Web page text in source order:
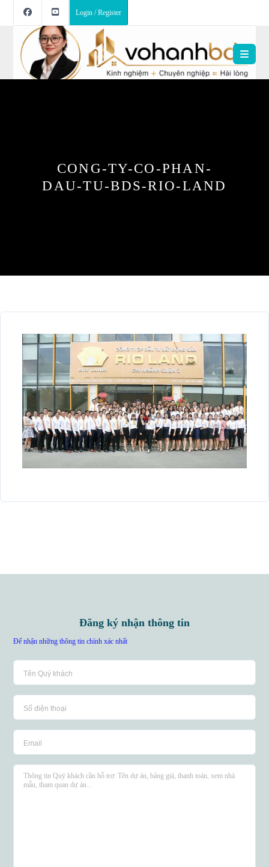
Login / Register
CONG-TY-CO-PHAN-
DAU-TU-BDS-RIO-LAND
Đăng ký nhận thông tin
Để nhận những thông tin chính xác nhất